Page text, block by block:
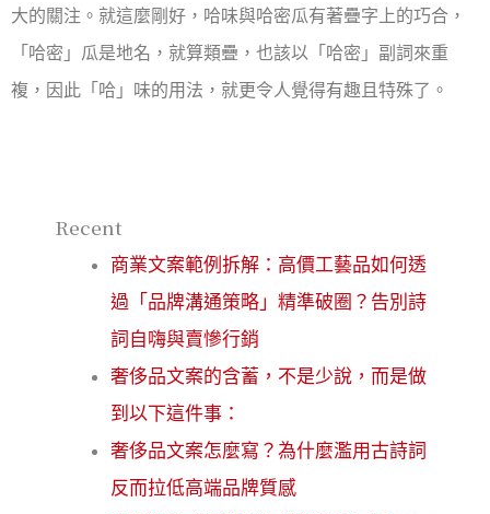
大的關注。就這麼剛好，哈味與哈密瓜有著疊字上的巧合，
「哈密」瓜是地名，就算類疊，也該以「哈密」副詞來重
複，因此「哈」味的用法，就更令人覺得有趣且特殊了。
Recent
商業文案範例拆解：高價工藝品如何透
過「品牌溝通策略」精準破圈？告別詩
詞自嗨與賣慘行銷
奢侈品文案的含蓄，不是少說，而是做
到以下這件事：
奢侈品文案怎麼寫？為什麼濫用古詩詞
反而拉低高端品牌質感